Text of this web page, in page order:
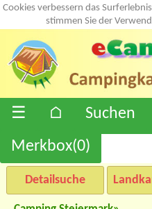
Cookies verbessern das
stimmen Sie der
☰ ⌂ Suchen
Merkbox(0)
Detailsuche